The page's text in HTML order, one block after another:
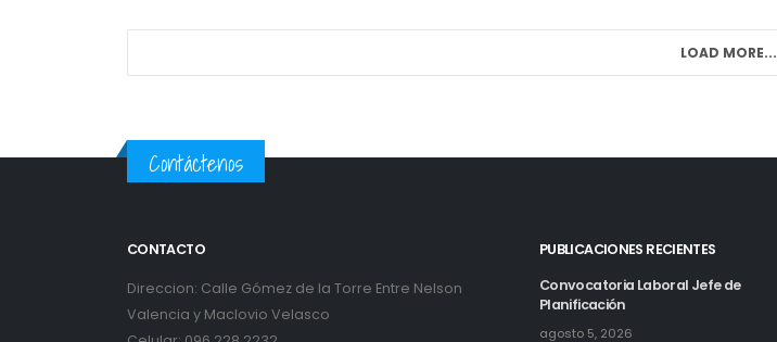
LOAD MORE...
Contáctenos
CONTACTO
Direccion: Calle Gómez de la Torre Entre Nelson
Valencia y Maclovio Velasco
PUBLICACIONES RECIENTES
Convocatoria Laboral Jefe de
Planificación
agosto 5, 2026